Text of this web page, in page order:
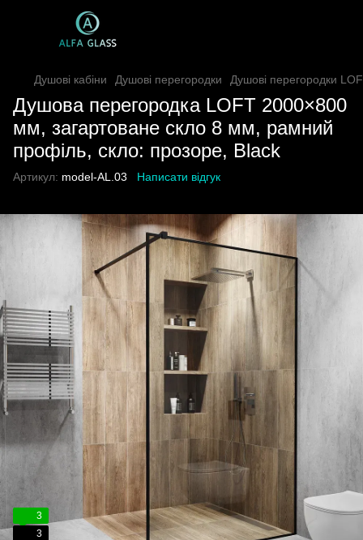
Душові кабіни Душові перегородки Душові перегородки
Душова перегородка LOFT 2000×800
мм, загартоване скло 8 мм, рамний
профіль, скло: прозоре, Black
Артикул: model-AL.03 Написати відгук
3
3